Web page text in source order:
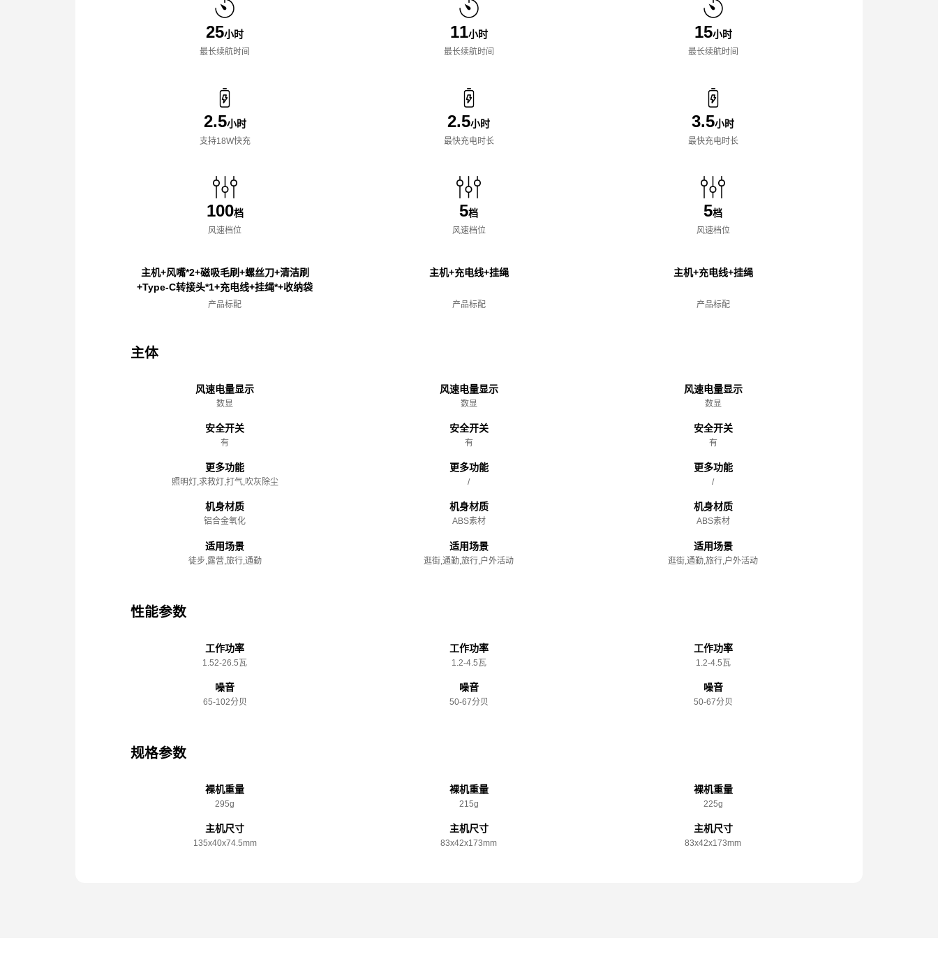
25小时
最长续航时间
2.5小时
支持18W快充
100档
风速档位
主机+风嘴*2+磁吸毛刷+螺丝刀+清洁刷
+Type-C转接头*1+充电线+挂绳*+收纳袋
产品标配
主体
风速电量显示
数显
安全开关
有
更多功能
照明灯,求救灯,打气,吹灰除尘
机身材质
铝合金氧化
适用场景
徒步,露营,旅行,通勤
性能参数
工作功率
1.52-26.5瓦
噪音
65-102分贝
规格参数
裸机重量
295g
主机尺寸
135x️40x️74.5mm
11小时
最长续航时间
2.5小时
最快充电时长
5档
风速档位
主机+充电线+挂绳
产品标配
风速电量显示
数显
安全开关
有
更多功能
/
机身材质
ABS素材
适用场景
逛街,通勤,旅行,户外活动
工作功率
1.2-4.5瓦
噪音
50-67分贝
裸机重量
215g
主机尺寸
83x️42x️173mm
15小时
最长续航时间
3.5小时
最快充电时长
5档
风速档位
主机+充电线+挂绳
产品标配
风速电量显示
数显
安全开关
有
更多功能
/
机身材质
ABS素材
适用场景
逛街,通勤,旅行,户外活动
工作功率
1.2-4.5瓦
噪音
50-67分贝
裸机重量
225g
主机尺寸
83x️42x️173mm